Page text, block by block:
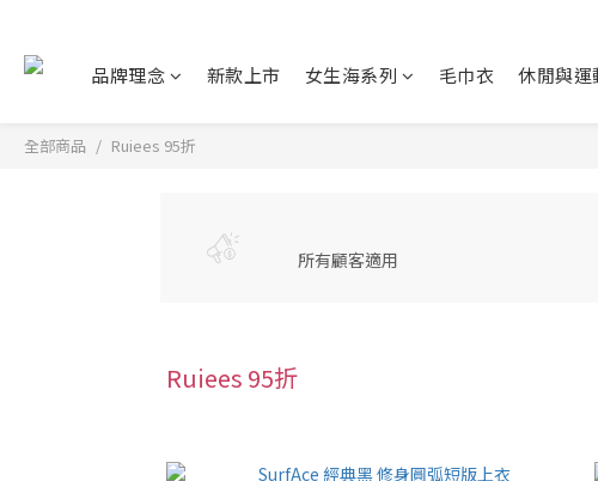
品牌理念 新款上市 女生海系列 毛巾衣 休閒與運
全部商品 Ruiees 95折
所有顧客適用
Ruiees 95折